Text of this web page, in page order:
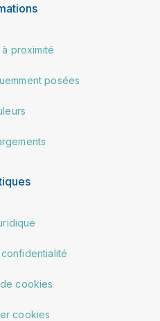
proximité
posées
cookies
cookies